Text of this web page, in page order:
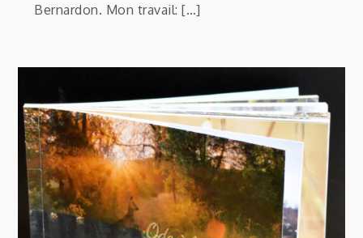
Bernardon. Mon travail: […]